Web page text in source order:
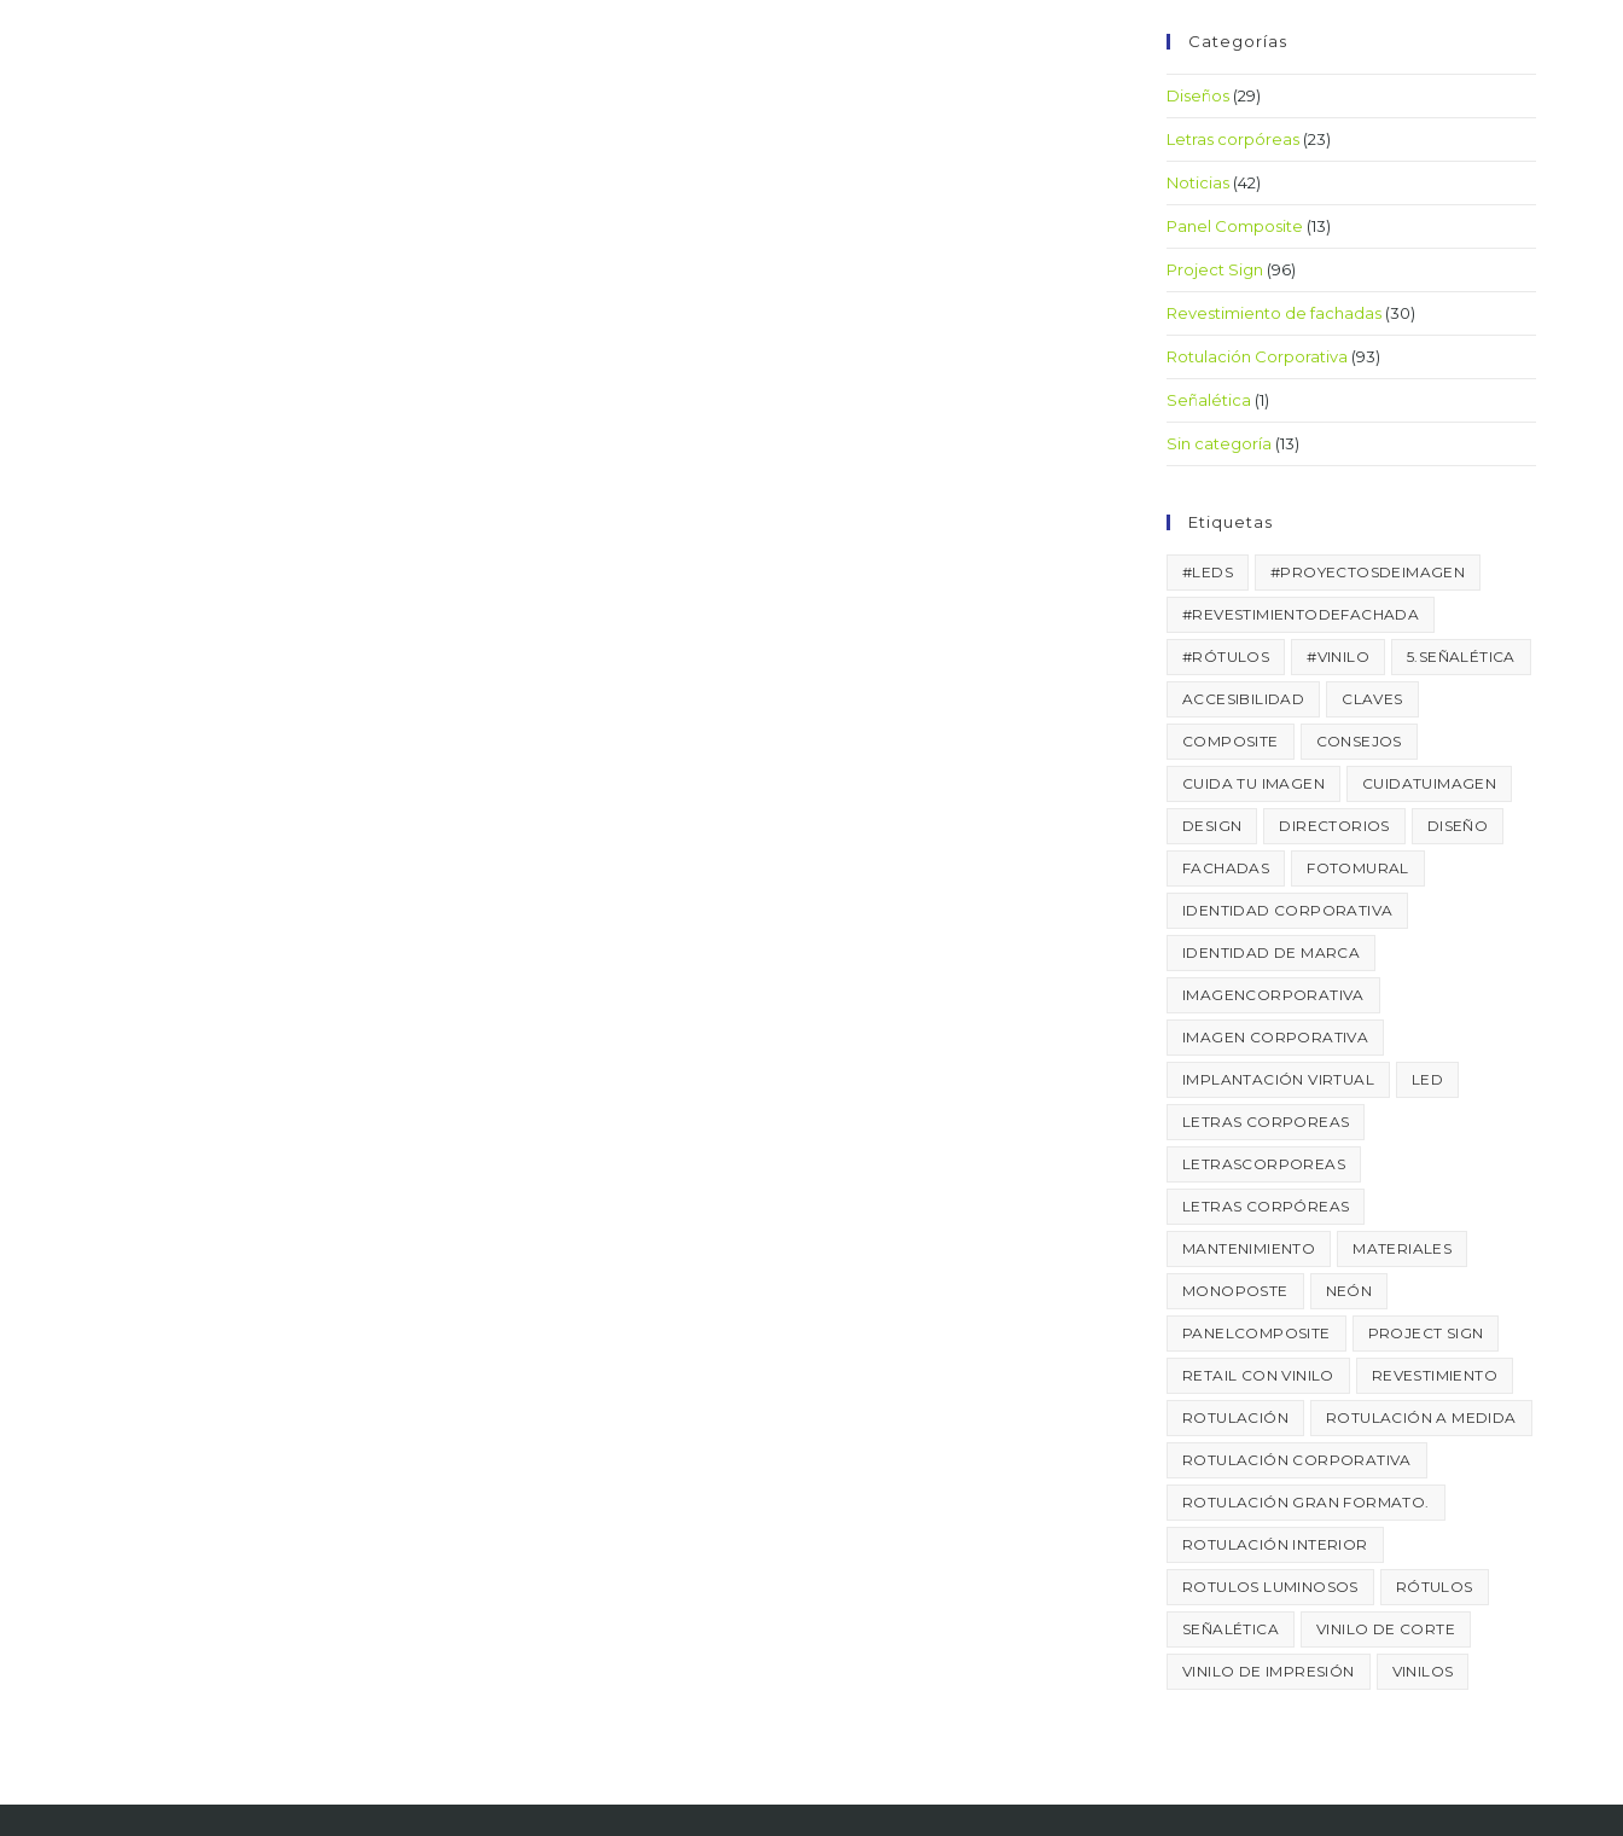
Categorías
Diseños (29)
Letras corpóreas (23)
Noticias (42)
Panel Composite (13)
Project Sign (96)
Revestimiento de fachadas (30)
Rotulación Corporativa (93)
Señalética (1)
Sin categoría (13)
Etiquetas
#LEDS #PROYECTOSDEIMAGEN
#REVESTIMIENTODEFACHADA
#RÓTULOS #VINILO 5.SEÑALÉTICA
ACCESIBILIDAD CLAVES
COMPOSITE CONSEJOS
CUIDA TU IMAGEN CUIDATUIMAGEN
DESIGN DIRECTORIOS DISEÑO
FACHADAS FOTOMURAL
IDENTIDAD CORPORATIVA
IDENTIDAD DE MARCA
IMAGENCORPORATIVA
IMAGEN CORPORATIVA
IMPLANTACIÓN VIRTUAL LED
LETRAS CORPOREAS
LETRASCORPOREAS
LETRAS CORPÓREAS
MANTENIMIENTO MATERIALES
MONOPOSTE NEÓN
PANELCOMPOSITE PROJECT SIGN
RETAIL CON VINILO REVESTIMIENTO
ROTULACIÓN ROTULACIÓN A MEDIDA
ROTULACIÓN CORPORATIVA
ROTULACIÓN GRAN FORMATO.
ROTULACIÓN INTERIOR
ROTULOS LUMINOSOS RÓTULOS
SEÑALÉTICA VINILO DE CORTE
VINILO DE IMPRESIÓN VINILOS